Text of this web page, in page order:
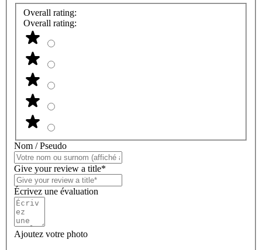
Overall rating:
Overall rating:
Nom / Pseudo
Give your review a title*
Écrivez une évaluation
Ajoutez votre photo